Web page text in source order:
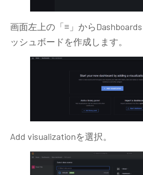
画面左上の「≡ 」から
ッシュボードを作成します。
Add visualizationを選択。